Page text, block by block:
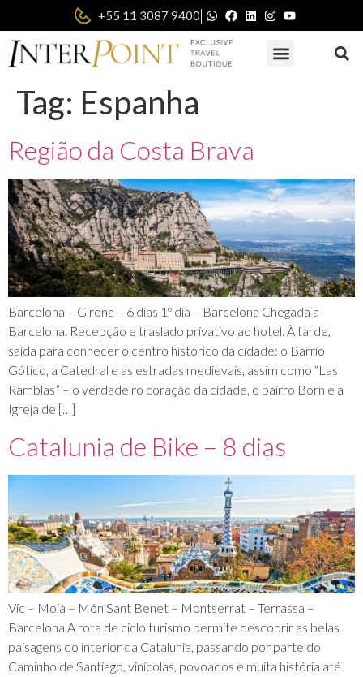
+55 11 3087 9400|
Tag: Espanha
Região da Costa Brava
Barcelona – Girona – 6 dias 1º dia – Barcelona Chegada a
Barcelona. Recepção e traslado privativo ao hotel. À tarde,
saída para conhecer o centro histórico da cidade: o Barrio
Gótico, a Catedral e as estradas medievais, assim como “Las
Ramblas” – o verdadeiro coração da cidade, o bairro Born e a
Igreja de […]
Catalunia de Bike – 8 dias
Vic – Moià – Món Sant Benet – Montserrat – Terrassa –
Barcelona A rota de ciclo turismo permite descobrir as belas
paisagens do interior da Catalunia, passando por parte do
Caminho de Santiago, vinícolas, povoados e muita história até